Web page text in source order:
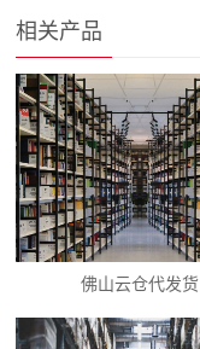
相关产品
佛山云仓代发货